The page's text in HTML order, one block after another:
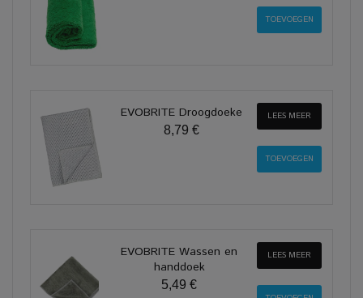
EVOBRITE Droogdoeke
8,79 €
LEES MEER
EVOBRITE Wassen en
handdoek
5,49 €
LEES MEER